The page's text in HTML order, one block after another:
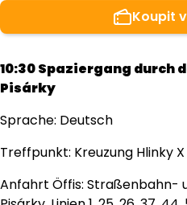
Koupit
10:30 Spaziergang durch
Pisárky
Sprache: Deutsch
Treffpunkt: Kreuzung Hlinky
Anfahrt Öffis: Straßenbahn-